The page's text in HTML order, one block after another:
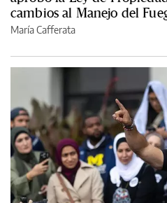
cambios al Manejo del
María Cafferata